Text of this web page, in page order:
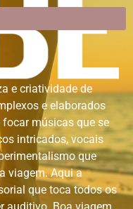
e criatividade de
e elaborados
músicas que se
intricados, vocais
que
viagem. Aqui a
que toca todos os